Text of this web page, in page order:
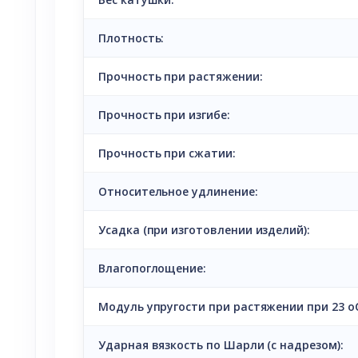
Плотность:
Прочность при растяжении:
Прочность при изгибе:
Прочность при сжатии:
Относительное удлинение:
Усадка (при изготовлении изделий):
Влагопоглощение:
Модуль упругости при растяжении при 23
Ударная вязкость по Шарли (с надрезом):